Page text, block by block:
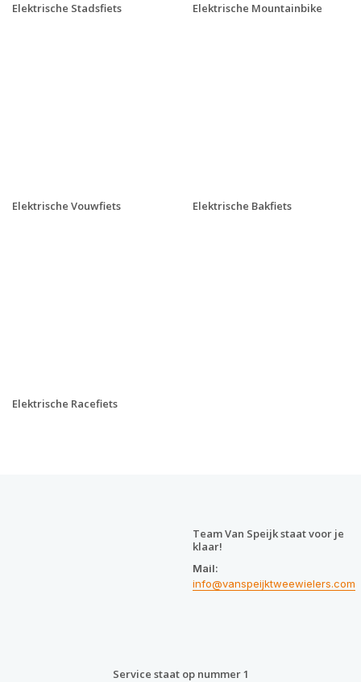
Elektrische Stadsfiets Elektrische Mountainbike
Elektrische Vouwfiets Elektrische Bakfiets
Elektrische Racefiets
Team Van Speijk staat voor je
klaar!
Mail:
info@vanspeijktweewielers.com
Service staat op nummer 1